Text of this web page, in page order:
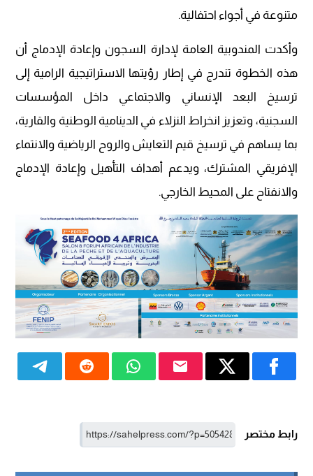
متنوعة في أجواء احتفالية.
وأكدت المندوبية العامة لإدارة السجون وإعادة الإدماج أن
هذه الخطوة تندرج في إطار رؤيتها الاستراتيجية الرامية إلى
ترسيخ البعد الإنساني والاجتماعي داخل المؤسسات
السجنية، وتعزيز انخراط النزلاء في الدينامية الوطنية والقارية،
بما يساهم في ترسيخ قيم التعايش والروح الرياضية والانتماء
الإفريقي المشترك، ويدعم أهداف التأهيل وإعادة الإدماج
والانفتاح على المحيط الخارجي.
رابط مختصر